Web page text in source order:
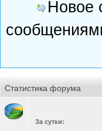
Новое
Статистика форума
За сутки: